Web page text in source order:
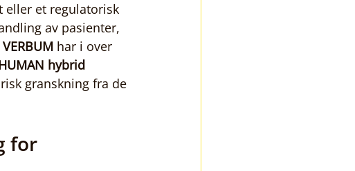
eller et regulatorisk
av pasienter,
har i over
hybrid
granskning fra de
for